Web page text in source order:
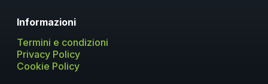
Informazioni
Termini e condizioni
Privacy Policy
Cookie Policy